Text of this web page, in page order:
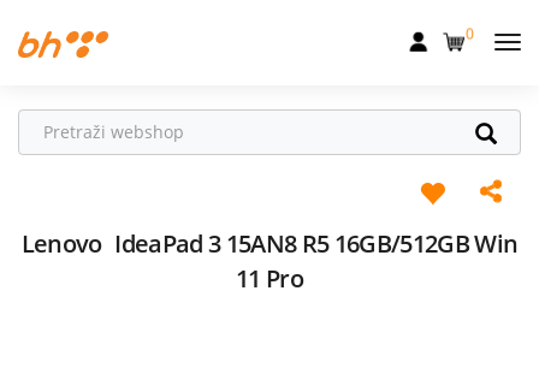
Fiksna
Televizija
0
Lenovo IdeaPad 3 15AN8 R5 16GB/512GB Win
11 Pro